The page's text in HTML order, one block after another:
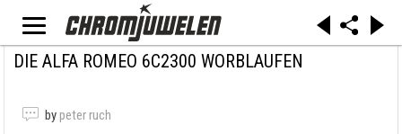
DIE ALFA ROMEO 6C2300 WORBLAUFEN
by peter ruch